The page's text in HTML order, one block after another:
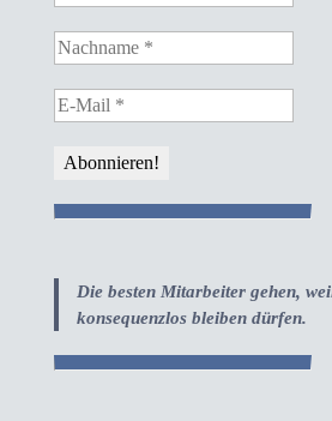
Die besten Mitarbeiter gehen,
konsequenzlos bleiben dürfen.